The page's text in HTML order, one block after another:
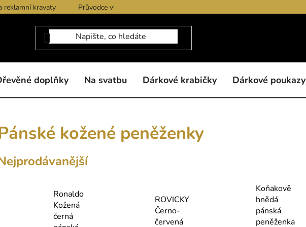
reklamní kravaty Průvodce výběrem produktů
doplňky Na svatbu Dárkové krabičky Dárkové poukazy
kožené peněženky
Ronaldo
Kožená
černá
ROVICKY
Černo-
červená
Koňakově
hnědá
pánská
peněženka